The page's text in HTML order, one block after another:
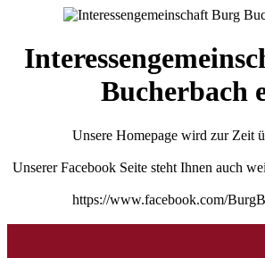
Bucherbach
Unsere Homepage wird zur Zeit
Unserer Facebook Seite steht Ihnen auch
https://www.facebook.com/